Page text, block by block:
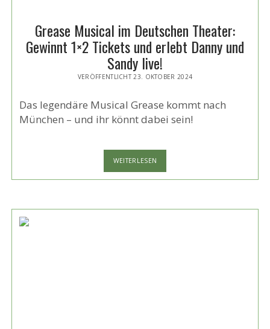
Grease Musical im Deutschen Theater:
Gewinnt 1×2 Tickets und erlebt Danny und
Sandy live!
VERÖFFENTLICHT 23. OKTOBER 2024
Das legendäre Musical Grease kommt nach
München – und ihr könnt dabei sein!
WEITERLESEN
MUSICAL
IM